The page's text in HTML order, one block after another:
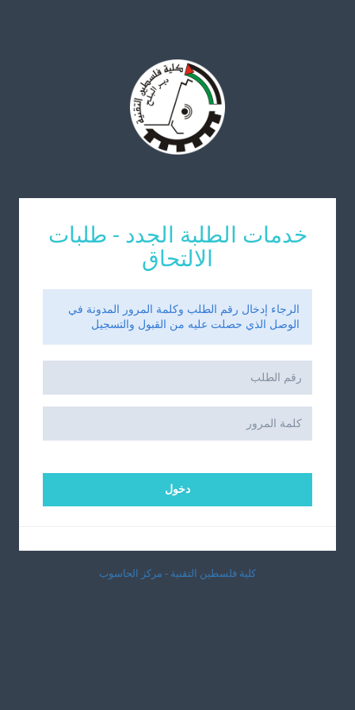
خدمات الطلبة الجدد - طلبات
الالتحاق
الرجاء إدخال رقم الطلب وكلمة المرور المدونة في
الوصل الذي حصلت عليه من القبول والتسجيل
دخول
كلية فلسطين التقنية - مركز الحاسوب